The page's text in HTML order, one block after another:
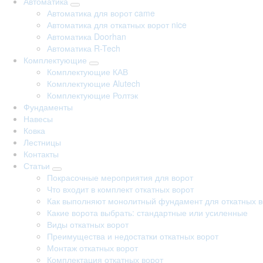
Автоматика для ворот came
Автоматика для откатных ворот nice
Автоматика Doorhan
Автоматика R-Tech
Комплектующие
Комплектующие КАВ
Комплектующие Alutech
Комплектующие Ролтэк
Фундаменты
Навесы
Ковка
Лестницы
Контакты
Статьи
Покрасочные мероприятия для ворот
Что входит в комплект откатных ворот
Как выполняют монолитный фундамент для откатных
Какие ворота выбрать: стандартные или усиленные
Виды откатных ворот
Преимущества и недостатки откатных ворот
Монтаж откатных ворот
Комплектация откатных ворот